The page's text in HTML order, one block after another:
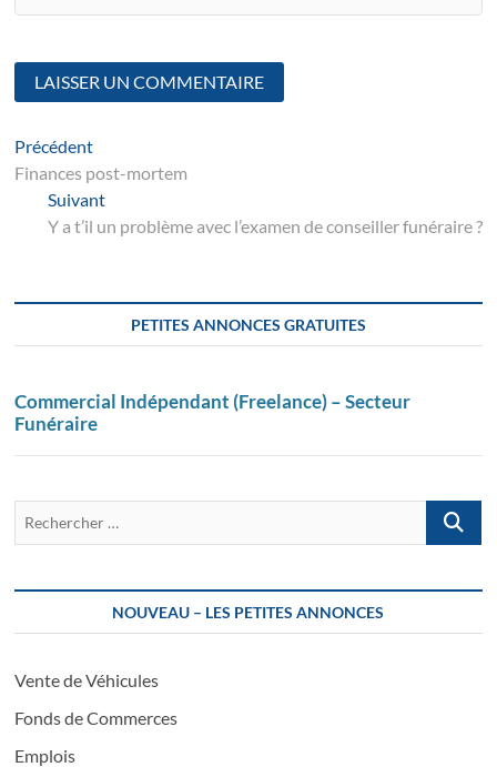
Navigation
de
l’article
PrécédentArticle
suivant
Finances post-mortem
SuivantSuivant
post:
Y a t’il un problème avec l’examen de conseiller funéraire ?
PETITES ANNONCES GRATUITES
Commercial Indépendant (Freelance) – Secteur
Funéraire
…
NOUVEAU – LES PETITES ANNONCES
Vente de Véhicules
Fonds de Commerces
Emplois